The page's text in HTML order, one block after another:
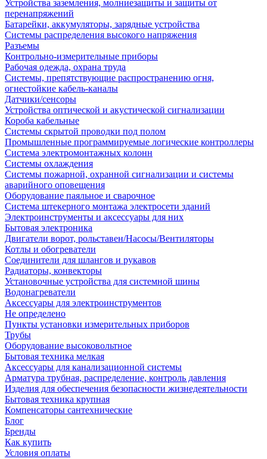
Устройства заземления, молниезащиты и защиты от
перенапряжений
Батарейки, аккумуляторы, зарядные устройства
Системы распределения высокого напряжения
Разъемы
Контрольно-измерительные приборы
Рабочая одежда, охрана труда
Системы, препятствующие распространению огня,
огнестойкие кабель-каналы
Датчики/сенсоры
Устройства оптической и акустической сигнализации
Короба кабельные
Системы скрытой проводки под полом
Промышленные программируемые логические контроллеры
Система электромонтажных колонн
Системы охлаждения
Системы пожарной, охранной сигнализации и системы
аварийного оповещения
Оборудование паяльное и сварочное
Система штекерного монтажа электросети зданий
Электроинструменты и аксессуары для них
Бытовая электроника
Двигатели ворот, рольставен/Насосы/Вентиляторы
Котлы и обогреватели
Соединители для шлангов и рукавов
Радиаторы, конвекторы
Установочные устройства для системной шины
Водонагреватели
Аксессуары для электроинструментов
Не определено
Пункты установки измерительных приборов
Трубы
Оборудование высоковольтное
Бытовая техника мелкая
Аксессуары для канализационной системы
Арматура трубная, распределение, контроль давления
Изделия для обеспечения безопасности жизнедеятельности
Бытовая техника крупная
Компенсаторы сантехнические
Блог
Бренды
Как купить
Условия оплаты